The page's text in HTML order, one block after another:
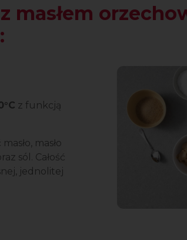
masłem
z funkcją
masło
sól. Całość
jednolitej